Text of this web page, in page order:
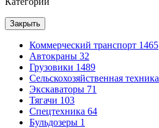
Закрыть
Коммерческий транспорт 1465
Автокраны 32
Грузовики 1489
Сельскохозяйственная техника
Экскаваторы 71
Тягачи 103
Спецтехника 64
Бульдозеры 1